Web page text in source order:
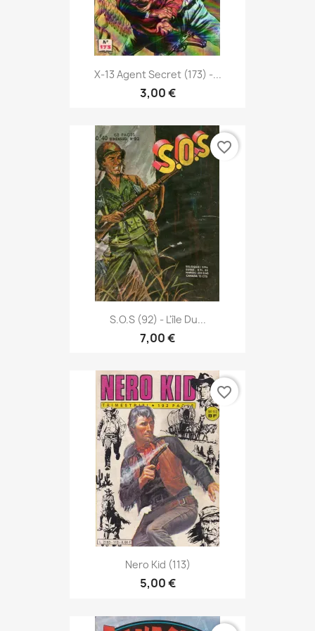
X-13 Agent Secret (173) -...
3,00 €
S.O.S (92) - L'île Du...
7,00 €
favorite_border
Nero Kid (113)
5,00 €
favorite_border